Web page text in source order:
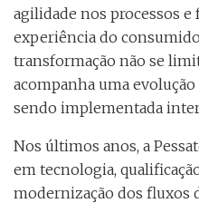
agilidade nos processos
experiência do
transformação não se
acompanha uma
sendo implementada
Nos últimos anos, a
em tecnologia,
modernização dos fluxos